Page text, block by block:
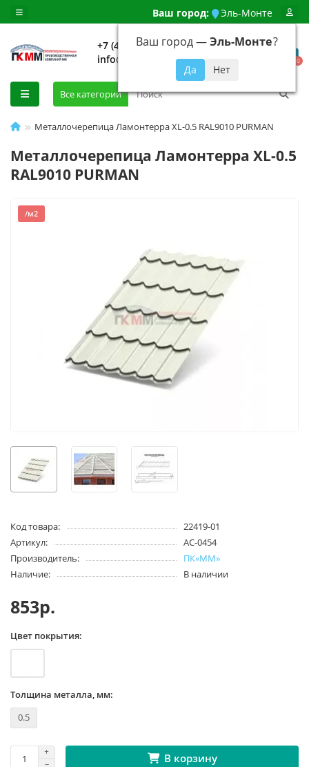
Ваш город: Эль-Монте
Ваш город —Эль-Монте?
+7 (499) 648-92-94
info@evroshtaketnikmoskva.ru
0
Все категории
Металлочерепица Ламонтерра XL-0.5 RAL9010 PURMAN
Металлочерепица Ламонтерра XL-0.5
RAL9010 PURMAN
/м2
Код товара:
22419-01
Артикул:
АС-0454
Производитель:
ПК«ММ»
Наличие:
В наличии
853р.
Цвет покрытия:
Толщина металла, мм:
0.5
В корзину